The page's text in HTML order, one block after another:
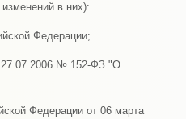
в них):
Федерации;
№ 152-ФЗ "О
Федерации от 06 марта